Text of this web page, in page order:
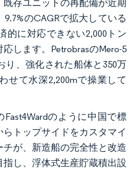
存ユニットの再配備が近期
のCAGRで拡大している
的に対応できない2,000トン
します。PetrobrasのMero-5
り、強化された船体と350万
せて水深2,200mで操業して
Fast4Wardのように中国で標
トップサイドをカスタマイ
が、新造船の完全性と改造
し、浮体式生産貯蔵積出設